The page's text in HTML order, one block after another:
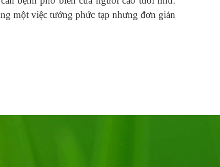
một việc tưởng phức tạp nhưng đơn giản